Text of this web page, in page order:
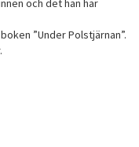
och det han har
”Under Polstjärnan”.